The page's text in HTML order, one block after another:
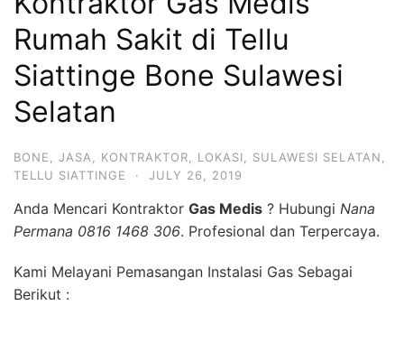
Rumah Sakit di Tellu
Siattinge Bone Sulawesi
Selatan
BONE JASA KONTRAKTOR LOKASI SULAWESI SELATAN
TELLU SIATTINGE
· JULY 26, 2019
Anda Mencari Kontraktor Gas Medis ? Hubungi Nana
Permana 0816 1468 306. Profesional dan Terpercaya.
Kami Melayani Pemasangan Instalasi Gas Sebagai
Berikut :